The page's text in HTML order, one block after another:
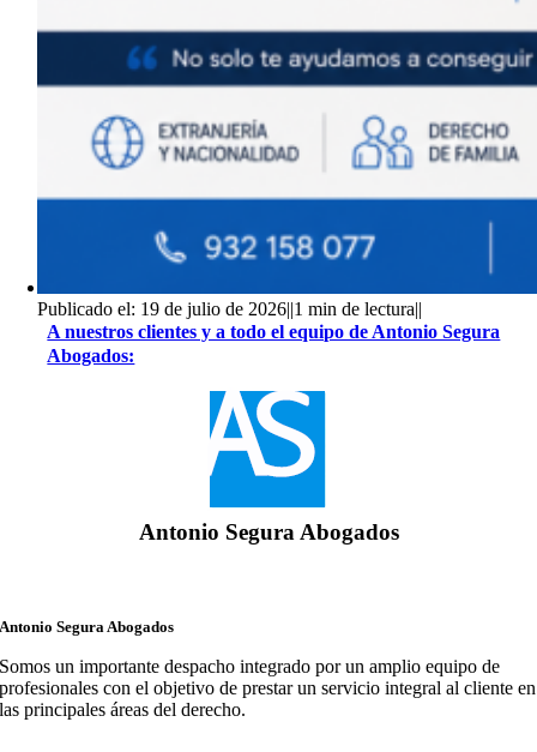
Publicado el: 19 de julio de 2026||1 min de lectura||
A nuestros clientes y a todo el equipo de Antonio Segura
Abogados:
Antonio Segura Abogados
Antonio Segura Abogados
Somos un importante despacho integrado por un amplio equipo de
profesionales con el objetivo de prestar un servicio integral al cliente en
las principales áreas del derecho.